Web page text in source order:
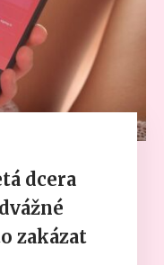
dcera
zakázat